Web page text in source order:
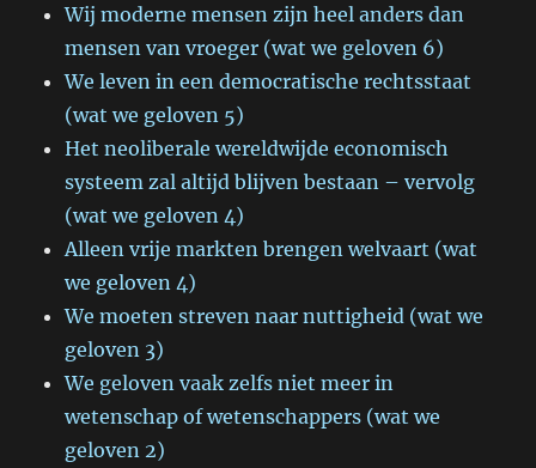
Wij moderne mensen zijn heel anders dan
mensen van vroeger (wat we geloven 6)
We leven in een democratische rechtsstaat
(wat we geloven 5)
Het neoliberale wereldwijde economisch
systeem zal altijd blijven bestaan – vervolg
(wat we geloven 4)
Alleen vrije markten brengen welvaart (wat
we geloven 4)
We moeten streven naar nuttigheid (wat we
geloven 3)
We geloven vaak zelfs niet meer in
wetenschap of wetenschappers (wat we
geloven 2)